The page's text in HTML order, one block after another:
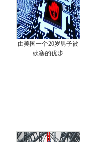
由美国一个20岁男子被
砍塞的优步